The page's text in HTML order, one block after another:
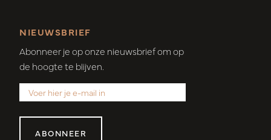
NIEUWSBRIEF
Abonneer je op onze nieuwsbrief om op
de hoogte te blijven.
ABONNEER